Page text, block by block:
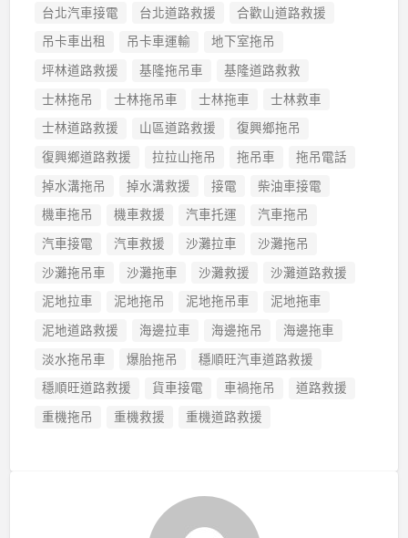
台北汽車接電
台北道路救援
合歡山道路救援
吊卡車出租
吊卡車運輸
地下室拖吊
坪林道路救援
基隆拖吊車
基隆道路救救
士林拖吊
士林拖吊車 士林拖車
士林救車
士林道路救援
山區道路救援
復興鄉拖吊
復興鄉道路救援
拉拉山拖吊 拖吊車
拖吊電話
掉水溝拖吊
掉水溝救援 接電
柴油車接電
機車拖吊
機車救援 汽車托運
汽車拖吊
汽車接電
汽車救援 沙灘拉車
沙灘拖吊
沙灘拖吊車
沙灘拖車 沙灘救援
沙灘道路救援
泥地拉車
泥地拖吊 泥地拖吊車
泥地拖車
泥地道路救援
海邊拉車 海邊拖吊
海邊拖車
淡水拖吊車
爆胎拖吊
穩順旺汽車道路救援
穩順旺道路救援
貨車接電 車禍拖吊
道路救援
重機拖吊
重機救援 重機道路救援